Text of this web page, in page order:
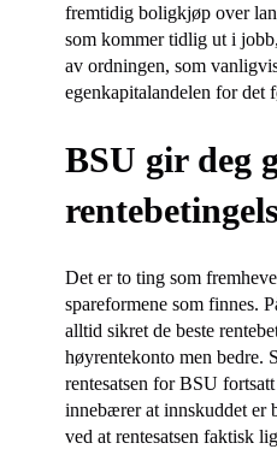
fremtidig boligkjøp over
som kommer tidlig ut i
av ordningen, som
egenkapitalandelen for det
BSU gir deg
Det er to ting som
spareformene som finnes.
alltid sikret de beste
høyrentekonto men bedre.
rentesatsen for BSU
innebærer at innskuddet er
ved at rentesatsen faktisk